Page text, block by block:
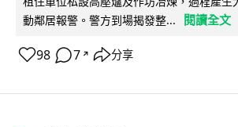
動鄰居報警。警方到場揭發整...
閱讀全文
98 7 ↗ 分享